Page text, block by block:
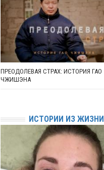
ПРЕОДОЛЕВАЯ СТРАХ: ИСТОРИЯ ГАО
ЧЖИШЭНА
ИСТОРИИ ИЗ ЖИЗНИ